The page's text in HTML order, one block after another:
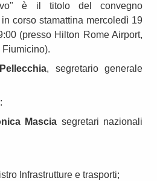
è il titolo del convegno
corso stamattina mercoledì 19
(presso Hilton Rome Airport,
Fiumicino).
, segretario generale
Mascia segretari nazionali
Infrastrutture e trasporti;